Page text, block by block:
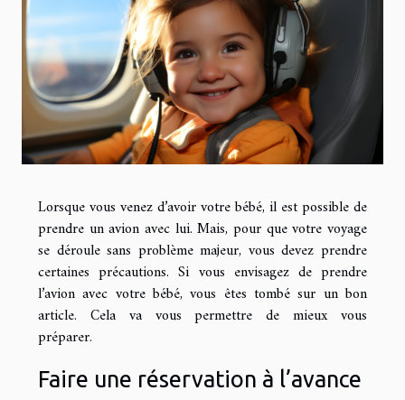
Lorsque vous venez d’avoir votre bébé, il est possible de
prendre un avion avec lui. Mais, pour que votre voyage
se déroule sans problème majeur, vous devez prendre
certaines précautions. Si vous envisagez de prendre
l’avion avec votre bébé, vous êtes tombé sur un bon
article. Cela va vous permettre de mieux vous
préparer.
Faire une réservation à l’avance